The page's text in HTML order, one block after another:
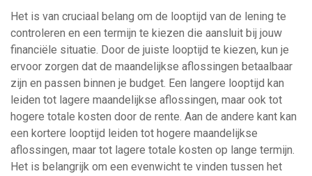
Het is van cruciaal belang om de looptijd van de lening te
controleren en een termijn te kiezen die aansluit bij jouw
financiële situatie. Door de juiste looptijd te kiezen, kun je
ervoor zorgen dat de maandelijkse aflossingen betaalbaar
zijn en passen binnen je budget. Een langere looptijd kan
leiden tot lagere maandelijkse aflossingen, maar ook tot
hogere totale kosten door de rente. Aan de andere kant kan
een kortere looptijd leiden tot hogere maandelijkse
aflossingen, maar tot lagere totale kosten op lange termijn.
Het is belangrijk om een evenwicht te vinden tussen het